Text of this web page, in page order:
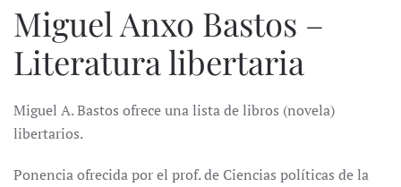
Miguel Anxo Bastos –
Literatura libertaria
Miguel A. Bastos ofrece una lista de libros (novela)
libertarios.
Ponencia ofrecida por el prof. de Ciencias políticas de la